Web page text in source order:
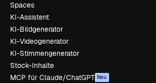
Spaces
KI-Assistent
KI-Bildgenerator
KI-Videogenerator
KI-Stimmengenerator
Stock-Inhalte
MCP für Claude/ChatGPT Neu